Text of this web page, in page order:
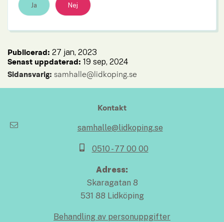
Ja Nej
Publicerad: 27 jan, 2023
Senast uppdaterad: 19 sep, 2024
Sidansvarig: samhalle@lidkoping.se
Kontakt
samhalle@lidkoping.se
0510 - 77 00 00
Adress:
Skaragatan 8
531 88 Lidköping
Behandling av personuppgifter